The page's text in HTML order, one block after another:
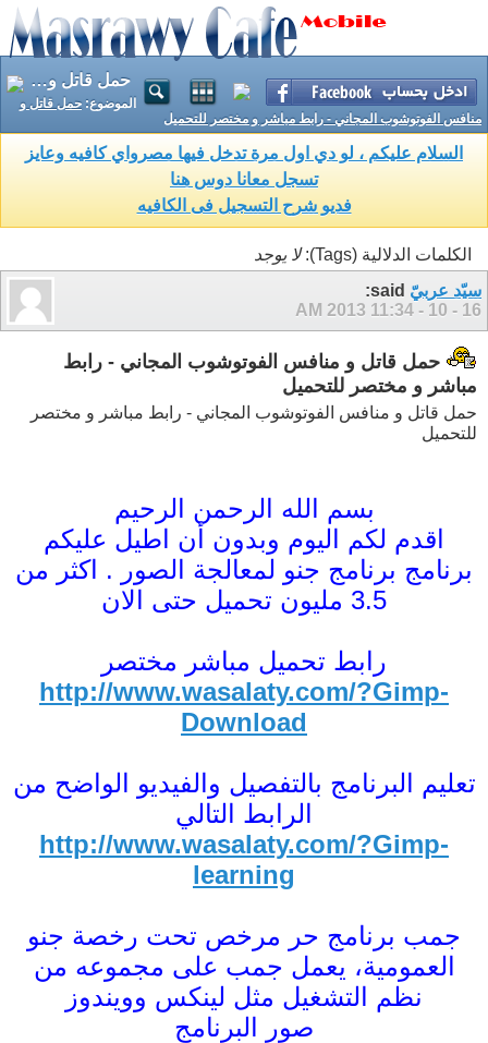
حمل قاتل و منافس الفوتوشوب المجاني - رابط مباشر و مختصر للتحميل
الموضوع: حمل قاتل و
منافس الفوتوشوب المجاني - رابط مباشر و مختصر للتحميل
السلام عليكم ، لو دي اول مرة تدخل فيها مصرواي كافيه وعايز
تسجل معانا دوس هنا
فديو شرح التسجيل فى الكافيه
الكلمات الدلالية (Tags):
لا يوجد
سيّد عربيّ
16 - 10 - 2013
11:34 AM
حمل قاتل و منافس الفوتوشوب المجاني - رابط
مباشر و مختصر للتحميل
حمل قاتل و منافس الفوتوشوب المجاني - رابط مباشر و مختصر
للتحميل
بسم الله الرحمن الرحيم
اقدم لكم اليوم وبدون أن اطيل عليكم
برنامج برنامج جنو لمعالجة الصور . اكثر من
3.5 مليون تحميل حتى الان
رابط تحميل مباشر مختصر
http://www.wasalaty.com/?Gimp-
Download
تعليم البرنامج بالتفصيل والفيديو الواضح من
الرابط التالي
http://www.wasalaty.com/?Gimp-
learning
جمب برنامج حر مرخص تحت رخصة جنو
العمومية، يعمل جمب على مجموعه من
نظم التشغيل مثل لينكس وويندوز
صور البرنامج